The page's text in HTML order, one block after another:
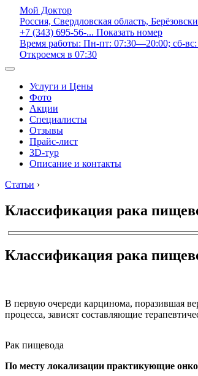
Мой Доктор
Россия, Свердловская область,
+7 (343) 695-56-... Показать номер
Время работы: Пн-пт: 07:30—20:00; сб-
Откроемся в 07:30
Услуги и Цены
Фото
Акции
Специалисты
Отзывы
Прайс-лист
3D-тур
Описание и контакты
Статьи ›
Классификация рака
Классификация рака
В первую очереди карцинома, поразившая
процесса, зависят составляющие
Рак пищевода
По месту локализации практикующие